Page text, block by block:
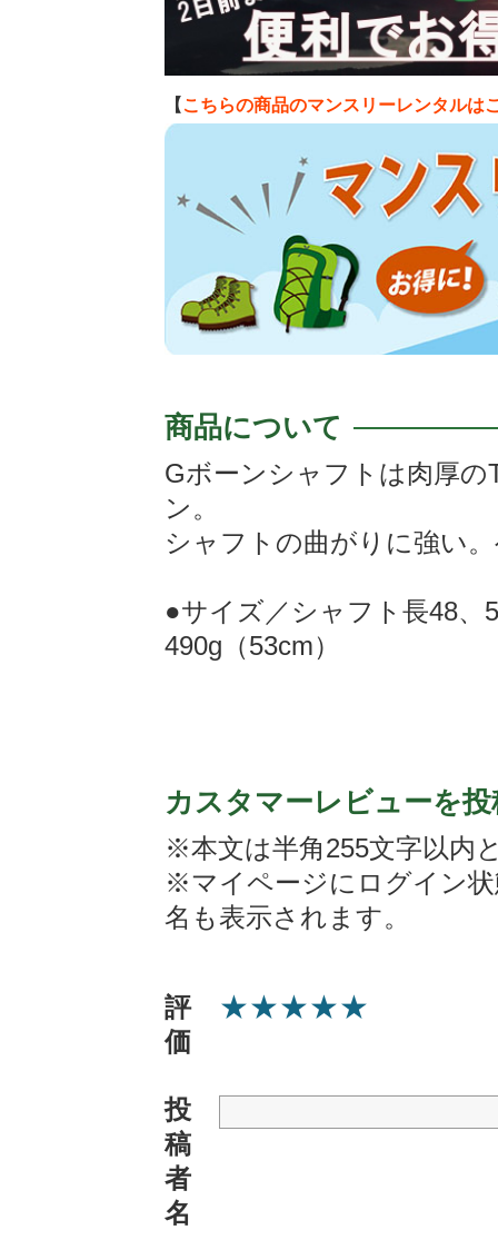
【こちらの商品のマンスリーレンタルは
商品について
Gボーンシャフトは肉厚
ン。
シャフトの曲がりに強い
●サイズ／シャフト長48、
490g（53cm）
カスタマーレビューを
※本文は半角255文字以内
※マイページにログイン
名も表示されます。
評
価
★★★★★
投
稿
者
名